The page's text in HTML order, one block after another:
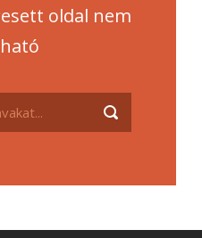
oldal nem